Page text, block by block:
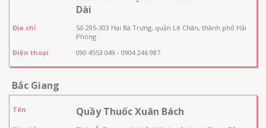
Dài
Địa chỉ
Số 295-303 Hai Bà Trưng, quận Lê Chân, thành phố Hải
Phòng
Điện thoại
090 4553 049 - 0904 246 987
Bắc Giang
Tên Quầy Thuốc Xuân Bách